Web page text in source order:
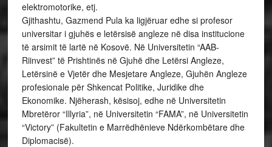
elektromotorike, etj.
Gjithashtu, Gazmend Pula ka ligjëruar edhe si profesor
universitar i gjuhës e letërsisë angleze në disa institucione
të arsimit të lartë në Kosovë. Në Universitetin “AAB-
Riinvest” të Prishtinës në Gjuhë dhe Letërsi Angleze,
Letërsinë e Vjetër dhe Mesjetare Angleze, Gjuhën Angleze
profesionale për Shkencat Politike, Juridike dhe
Ekonomike. Njëherash, kësisoj, edhe në Universitetin
Mbretëror “Illyria”, në Universitetin “FAMA”, në Universitetin
“Victory” (Fakultetin e Marrëdhënieve Ndërkombëtare dhe
Diplomacisë).